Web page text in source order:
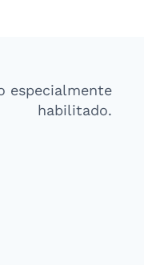
especialmente
habilitado.